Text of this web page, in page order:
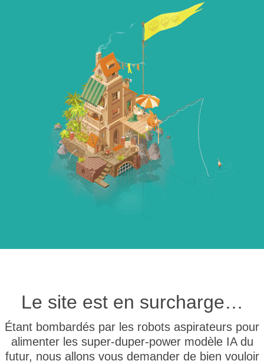
Le site est en surcharge…
Étant bombardés par les robots aspirateurs pour
alimenter les super-duper-power modèle IA du
futur, nous allons vous demander de bien vouloir